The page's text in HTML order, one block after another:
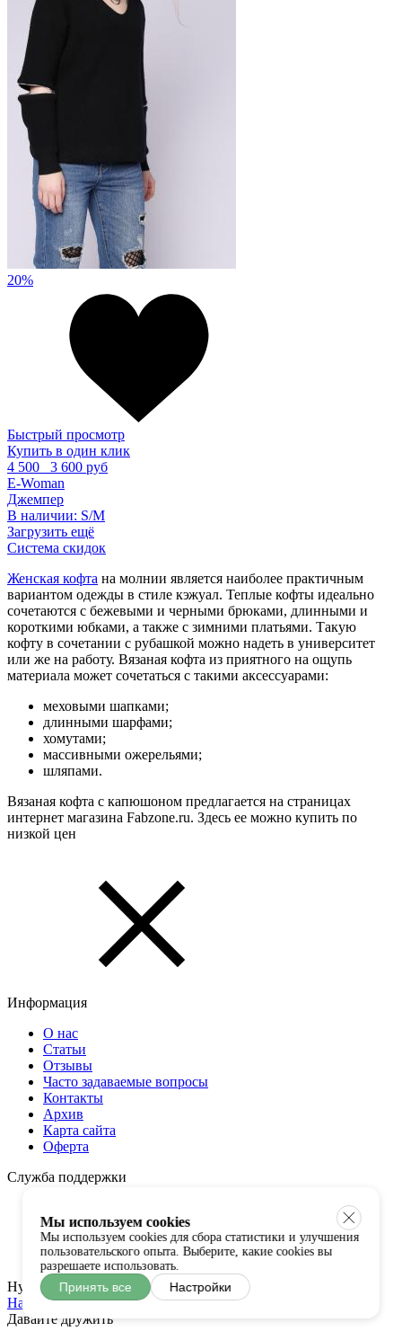
20%
Быстрый просмотр
Купить в один клик
4 500
3 600 руб
E-Woman
Джемпер
В наличии: S/M
Загрузить ещё
Система скидок
Женская кофта на молнии является наиболее практичным
вариантом одежды в стиле кэжуал. Теплые кофты идеально
сочетаются с бежевыми и черными брюками, длинными и
короткими юбками, а также с зимними платьями. Такую
кофту в сочетании с рубашкой можно надеть в университет
или же на работу. Вязаная кофта из приятного на ощупь
материала может сочетаться с такими аксессуарами:
меховыми шапками;
длинными шарфами;
хомутами;
массивными ожерельями;
шляпами.
Вязаная кофта с капюшоном предлагается на страницах
интернет магазина Fabzone.ru. Здесь ее можно купить по
низкой цен
Информация
О нас
Статьи
Отзывы
Часто задаваемые вопросы
Контакты
Архив
Карта сайта
Оферта
Служба поддержки
Гарантии и возврат
Таблица размеров
Примерка
Нужна помощь?
Напишите нам
Давайте дружить
Мы используем cookies
Мы используем cookies для сбора статистики и улучшения
пользовательского опыта. Выберите, какие cookies вы
разрешаете использовать.
Принять все Настройки